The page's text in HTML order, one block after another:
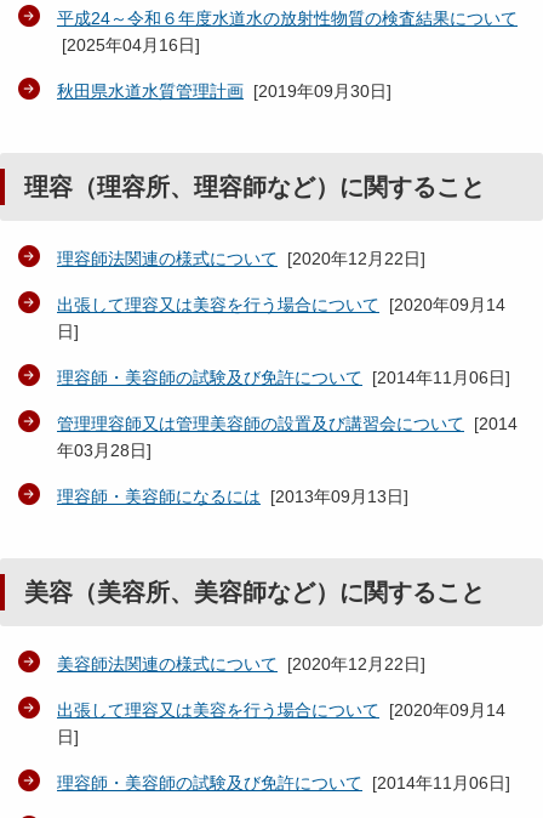
平成24～令和６年度水道水の放射性物質の検査結果について
[2025年04月16日]
秋田県水道水質管理計画 [2019年09月30日]
理容（理容所、理容師など）に関すること
理容師法関連の様式について [2020年12月22日]
出張して理容又は美容を行う場合について [2020年09月14
日]
理容師・美容師の試験及び免許について [2014年11月06日]
管理理容師又は管理美容師の設置及び講習会について [2014
年03月28日]
理容師・美容師になるには [2013年09月13日]
美容（美容所、美容師など）に関すること
美容師法関連の様式について [2020年12月22日]
出張して理容又は美容を行う場合について [2020年09月14
日]
理容師・美容師の試験及び免許について [2014年11月06日]